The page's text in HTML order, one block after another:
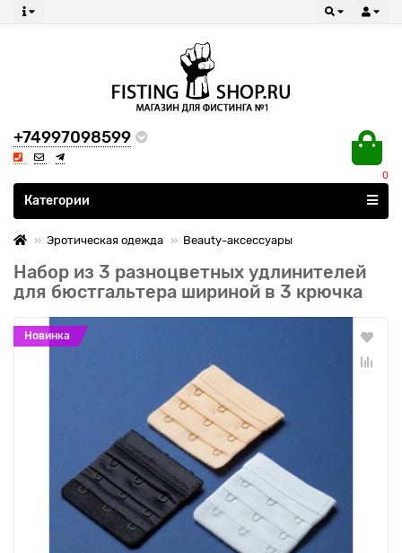
+74997098599
0
Все категории
Категории
Эротическая одежда Beauty-аксессуары
Набор из 3 разноцветных удлинителей
для бюстгальтера шириной в 3 крючка
Новинка